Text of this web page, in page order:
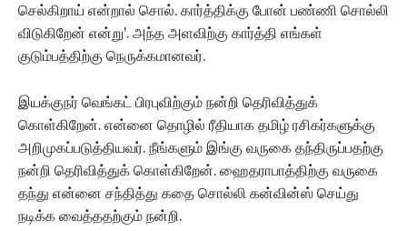
செல்கிறாய் என்றால் சொல். கார்த்திக்கு போன் பண்ணி சொல்லி
விடுகிறேன் என்று’. அந்த அளவிற்கு கார்த்தி எங்கள்
குடும்பத்திற்கு நெருக்கமானவர்.
இயக்குநர் வெங்கட் பிரபுவிற்கும் நன்றி தெரிவித்துக்
கொள்கிறேன். என்னை தொழில் ரீதியாக தமிழ் ரசிகர்களுக்கு
அறிமுகப்படுத்தியவர். நீங்களும் இங்கு வருகை தந்திருப்பதற்கு
நன்றி தெரிவித்துக் கொள்கிறேன்.‌ ஹைதராபாத்திற்கு வருகை
தந்து என்னை சந்தித்து கதை சொல்லி கன்வின்ஸ் செய்து
நடிக்க வைத்ததற்கும் நன்றி.